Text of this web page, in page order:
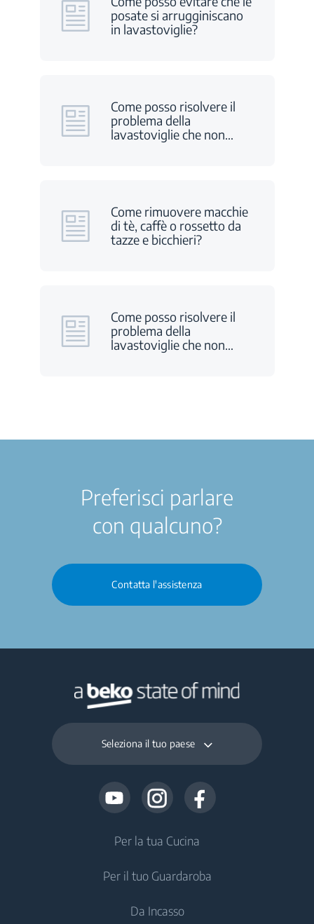
posate si arrugginiscano
in lavastoviglie?
Come posso risolvere il
problema della
lavastoviglie che non…
Come rimuovere macchie
di tè, caffè o rossetto da
tazze e bicchieri?
Come posso risolvere il
problema della
lavastoviglie che non…
Preferisci parlare
con qualcuno?
Contatta l'assistenza
Seleziona il tuo paese
Per la tua Cucina
Frigoriferi Monoporta
Per il tuo Guardaroba
Da Incasso